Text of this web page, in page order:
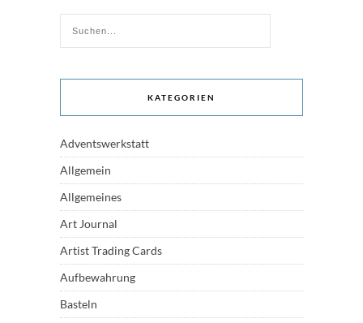
KATEGORIEN
Adventswerkstatt
Allgemein
Allgemeines
Art Journal
Artist Trading Cards
Aufbewahrung
Basteln